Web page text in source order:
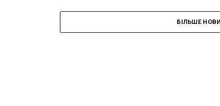
БІЛЬШЕ